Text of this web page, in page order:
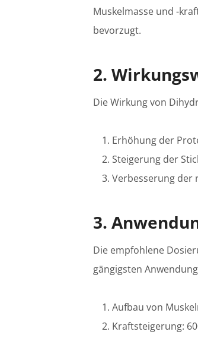
Muskelmasse und -
bevorzugt.
2.
Die Wirkung von
Erhöhung der
Steigerung der
Verbesserung
3.
Die empfohlene
gängigsten
Aufbau von
Kraftsteigerung: